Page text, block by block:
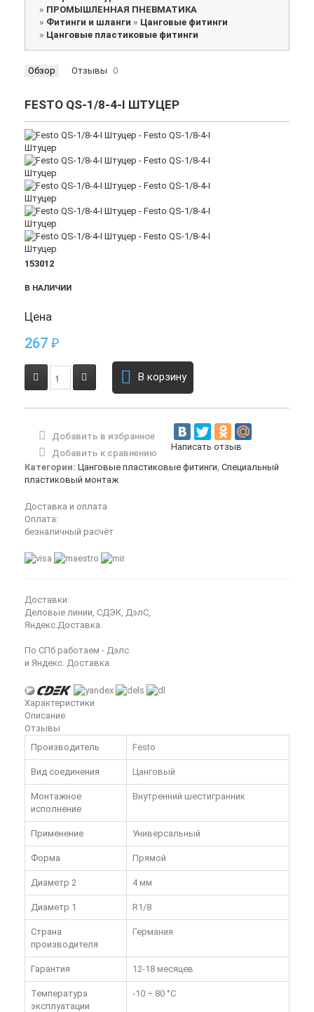
» ПРОМЫШЛЕННАЯ ПНЕВМАТИКА
» Фитинги и шланги » Цанговые фитинги
» Цанговые пластиковые фитинги
Обзор Отзывы 0
FESTO QS-1/8-4-I ШТУЦЕР
153012
В НАЛИЧИИ
Цена
267 ₽
В корзину
Добавить в избранное
Добавить к сравнению
Написать отзыв
Категории: Цанговые пластиковые фитинги Специальный
пластиковый монтаж
Доставка и оплата
Оплата:
безналичный расчёт
Доставки:
Деловые линии, СДЭК, ДэлС,
Яндекс.Доставка.
По СПб работаем - Дэлс
и Яндекс. Доставка
Характеристики
Описание
Отзывы
Производитель
Festo
Вид соединения Цанговый
Монтажное
исполнение
Внутренний шестигранник
Применение Универсальный
Форма Прямой
Диаметр 2 4 мм
Диаметр 1 R1/8
Страна
производителя
Германия
Гарантия 12-18 месяцев
Температура
эксплуатации
-10 ÷ 80 °C